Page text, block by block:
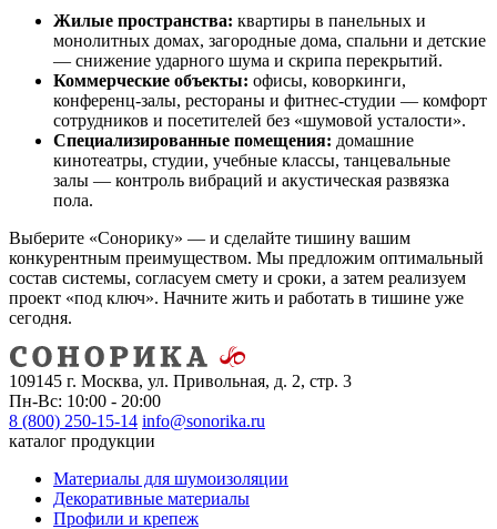
Жилые пространства: квартиры в панельных и
монолитных домах, загородные дома, спальни и детские
— снижение ударного шума и скрипа перекрытий.
Коммерческие объекты: офисы, коворкинги,
конференц-залы, рестораны и фитнес-студии — комфорт
сотрудников и посетителей без «шумовой усталости».
Специализированные помещения: домашние
кинотеатры, студии, учебные классы, танцевальные
залы — контроль вибраций и акустическая развязка
пола.
Выберите «Сонорику» — и сделайте тишину вашим
конкурентным преимуществом. Мы предложим оптимальный
состав системы, согласуем смету и сроки, а затем реализуем
проект «под ключ». Начните жить и работать в тишине уже
сегодня.
109145 г. Москва, ул. Привольная, д. 2, стр. 3
Пн-Вс: 10:00 - 20:00
8 (800) 250-15-14 info@sonorika.ru
каталог продукции
Материалы для шумоизоляции
Декоративные материалы
Профили и крепеж